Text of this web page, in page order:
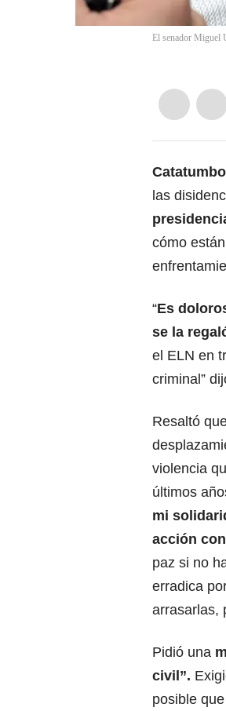
El senador Miguel
Catatumbo
las
cómo
“Es
se la
el ELN en
criminal”
Resaltó
violencia
últimos
mi
acción
paz si no
erradica
arrasarlas,
Pidió una
civil”.
posible